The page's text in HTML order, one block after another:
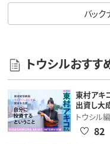
バック
トウシルおすす
東村アキ
出資し大
トウシル
82